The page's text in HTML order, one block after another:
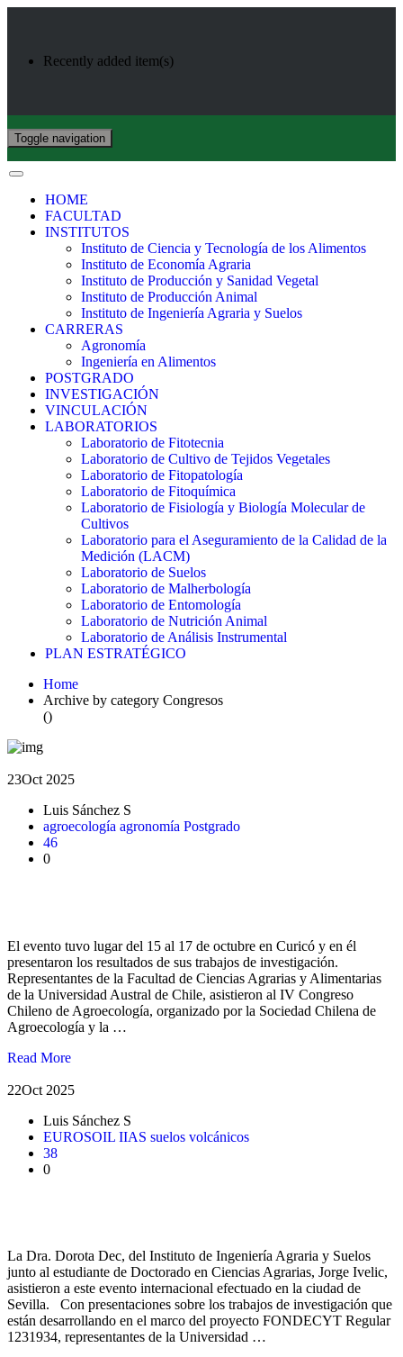
Recently added item(s)
Toggle navigation
HOME
FACULTAD
INSTITUTOS
Instituto de Ciencia y Tecnología de los Alimentos
Instituto de Economía Agraria
Instituto de Producción y Sanidad Vegetal
Instituto de Producción Animal
Instituto de Ingeniería Agraria y Suelos
CARRERAS
Agronomía
Ingeniería en Alimentos
POSTGRADO
INVESTIGACIÓN
VINCULACIÓN
LABORATORIOS
Laboratorio de Fitotecnia
Laboratorio de Cultivo de Tejidos Vegetales
Laboratorio de Fitopatología
Laboratorio de Fitoquímica
Laboratorio de Fisiología y Biología Molecular de
Cultivos
Laboratorio para el Aseguramiento de la Calidad de la
Medición (LACM)
Laboratorio de Suelos
Laboratorio de Malherbología
Laboratorio de Entomología
Laboratorio de Nutrición Animal
Laboratorio de Análisis Instrumental
PLAN ESTRATÉGICO
Home
Archive by category Congresos
()
23Oct 2025
Luis Sánchez S
agroecología agronomía Postgrado
46
0
El evento tuvo lugar del 15 al 17 de octubre en Curicó y en él
presentaron los resultados de sus trabajos de investigación.
Representantes de la Facultad de Ciencias Agrarias y Alimentarias
de la Universidad Austral de Chile, asistieron al IV Congreso
Chileno de Agroecología, organizado por la Sociedad Chilena de
Agroecología y la …
Read More
22Oct 2025
Luis Sánchez S
EUROSOIL IIAS suelos volcánicos
38
0
La Dra. Dorota Dec, del Instituto de Ingeniería Agraria y Suelos
junto al estudiante de Doctorado en Ciencias Agrarias, Jorge Ivelic,
asistieron a este evento internacional efectuado en la ciudad de
Sevilla. Con presentaciones sobre los trabajos de investigación que
están desarrollando en el marco del proyecto FONDECYT Regular
1231934, representantes de la Universidad …